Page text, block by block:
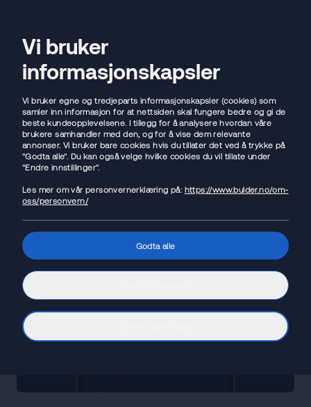
Vi bruker
informasjonskapsler
Vi bruker egne og tredjeparts informasjonskapsler (cookies) som
samler inn informasjon for at nettsiden skal fungere bedre og gi de
beste kundeopplevelsene. I tillegg for å analysere hvordan våre
brukere samhandler med den, og for å vise dem relevante
annonser. Vi bruker bare cookies hvis du tillater det ved å trykke på
"Godta alle". Du kan også velge hvilke cookies du vil tillate under
"Endre innstillinger".
Les mer om vår personvernerklæring på: https://www.bulder.no/om-
oss/personvern/
Godta alle